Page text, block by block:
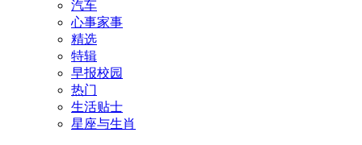
汽车
心事家事
精选
特辑
早报校园
热门
生活贴士
星座与生肖